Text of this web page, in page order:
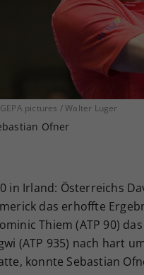
pictures / Walter Luger
Ofner
in Irland: Österreichs
das erhoffte
Thiem (ATP 90)
(ATP 935) nach hart
konnte Sebastian